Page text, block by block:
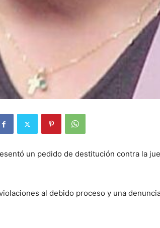
un pedido de destitución contra la
al debido proceso y una